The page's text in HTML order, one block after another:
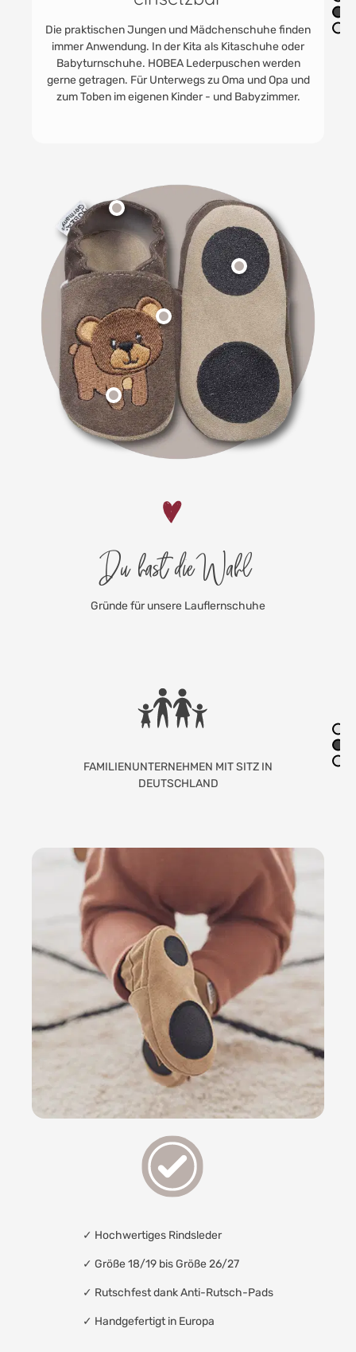
Unsere handgefertigten Leder-Krabbelschuhe aus
weichem und hochwertigem Rindsleder bieten
maximale Bewegungsfreiheit und höchsten Komfort.
Mit ihrer flexiblen Sohle und dem geteilten
Gummibund sind sie perfekt für die ersten Schritte
und wilden Abenteuer geeignet.
Du hast die Wahl
Gründe für unsere Lauflernschuhe
LIEBEVOLLE HANDARBEIT
✓ Hochwertiges Rindsleder
✓ Größe 18/19 bis Größe 26/27
✓ Rutschfest dank Anti-Rutsch-Pads
✓ Handgefertigt in Europa